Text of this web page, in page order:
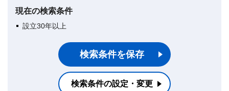
現在の検索条件
設立30年以上
検索条件を保存
検索条件の設定・変更